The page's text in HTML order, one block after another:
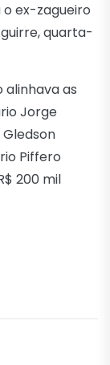
ex-zagueiro
quarta-
alinhava as
Jorge
Piffero
200 mil